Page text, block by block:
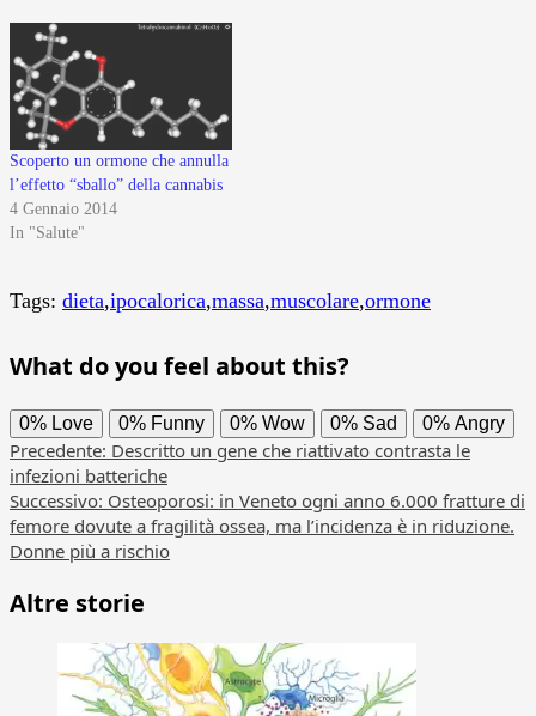
Scoperto un ormone che annulla
l’effetto “sballo” della cannabis
4 Gennaio 2014
In "Salute"
Tags: dieta,ipocalorica,massa,muscolare,ormone
What do you feel about this?
0% Love 0% Funny 0% Wow 0% Sad 0% Angry
Navigazione
articolo
Precedente: Descritto un gene che riattivato contrasta le
infezioni batteriche
Successivo: Osteoporosi: in Veneto ogni anno 6.000 fratture di
femore dovute a fragilità ossea, ma l’incidenza è in riduzione.
Donne più a rischio
Altre storie